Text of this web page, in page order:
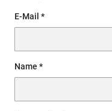
E-Mail
Name